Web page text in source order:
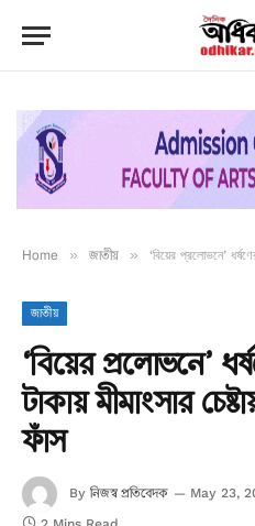
Home » জাতীয় » ‘বিয়ের প্রলোভনে’
জাতীয়
‘বিয়ের প্রলোভনে’
টাকায় মীমাংসার
ফাঁস
By নিজস্ব প্রতিবেদক May 23,